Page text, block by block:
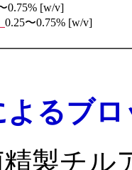
0.75% [w/v]
0.25〜0.75% [w/v]
るブ
精製チ